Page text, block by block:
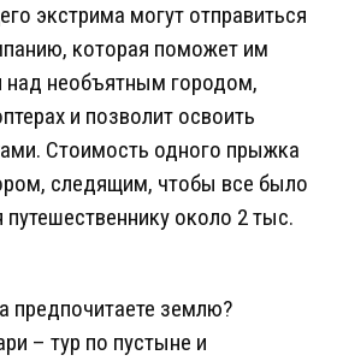
экстрима могут отправиться
которая поможет им
необъятным городом,
и позволит освоить
Стоимость одного прыжка
следящим, чтобы все было
около 2 тыс.
предпочитаете землю?
– тур по пустыне и